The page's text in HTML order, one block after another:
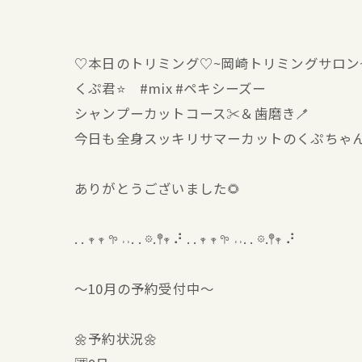
♡本日のトリミング♡⁠~岡崎トリミングサロ
くぷ君⭐ #mix #ペキシーズー
シャンプーカットコース✂️＆歯磨き🪥
今日も全身スッキリサマーカットのくぷちゃ
ありがとうございました🌻
. . 𖥧 𖥧 𖧧 ˒˒. . 𖡼.𖤣𖥧 ⠜ . . 𖥧 𖥧 𖧧 ˒˒. . 𖡼.𖤣𖥧 ⠜
〜10月の予約受付中〜
🌼予約状況🌼